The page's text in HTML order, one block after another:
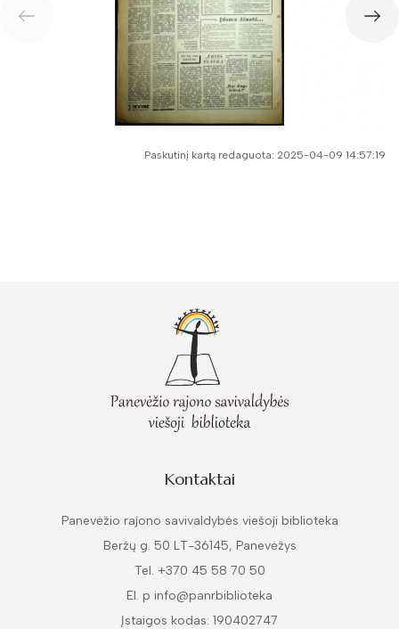
Paskutinį kartą redaguota: 2025-04-09 14:57:19
Kontaktai
Panevėžio rajono savivaldybės viešoji biblioteka
Beržų g. 50 LT-36145, Panevėžys
Tel. +370 45 58 70 50
El. p info@panrbiblioteka
Įstaigos kodas: 190402747